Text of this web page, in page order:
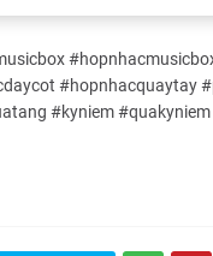
#hopnhacquaytay
#kyniem